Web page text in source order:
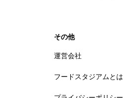
その他
運営会社
フードスタジアムとは